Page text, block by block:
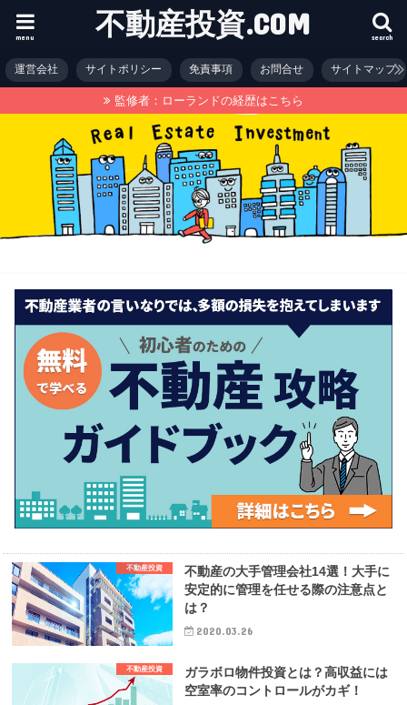
不動産投資.COM search
menu
運営会社 サイトポリシー 免責事項 お問合せ サイトマップ
監修者：ローランドの経歴はこちら
不動産投資
不動産の大手管理会社14選！大手に
安定的に管理を任せる際の注意点と
は？
2020.03.26
不動産投資
ガラボロ物件投資とは？高収益には
空室率のコントロールがカギ！